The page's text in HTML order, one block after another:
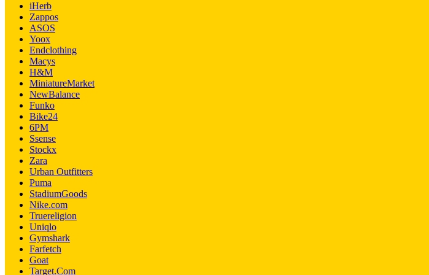
iHerb
Zappos
ASOS
Yoox
Endclothing
Macys
H&M
MiniatureMarket
NewBalance
Funko
Bike24
6PM
Ssense
Stockx
Zara
Urban Outfitters
Puma
StadiumGoods
Nike.com
Truereligion
Uniqlo
Gymshark
Farfetch
Goat
Target.Com